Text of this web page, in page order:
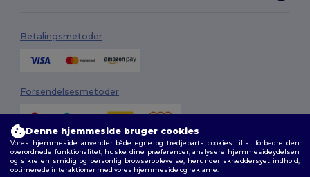
Betalingsmetoder
Forsendelsesmetoder
Denne hjemmeside bruger cookies
Vores hjemmeside anvender både egne og tredjeparts cookies til at forbedre den
overordnede funktionalitet, huske dine præferencer, analysere hjemmesideydelsen
og sikre en smidig og personlig browseroplevelse, herunder skræddersyet indhold,
optimerede interaktioner med vores hjemmeside og reklame.